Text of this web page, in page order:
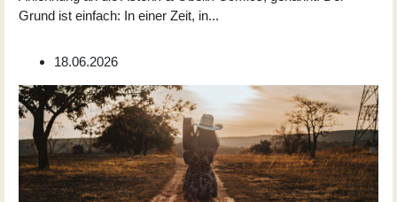
Grund ist einfach: In einer Zeit, in...
18.06.2026